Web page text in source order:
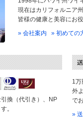
現在はカリフォルニア
皆様の健康と美容にお
» 会社案内
» 初めての
換（代引き）、NP
。
1万
外
で
»